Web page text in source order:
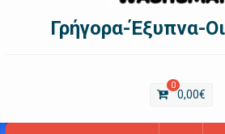
Γρήγορα-Έξυπνα-
0
0,00€